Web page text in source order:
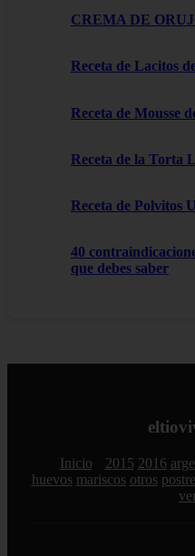
CREMA DE
Receta de Lacitos
Receta de Mousse
Receta de la Torta
Receta de Polvitos
40
que debes saber
Inicio 2015 2016
huevos mariscos otros